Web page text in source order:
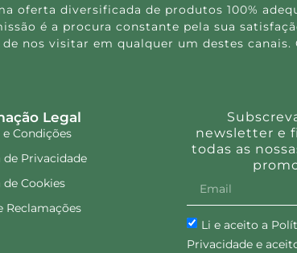
oferta diversificada de produtos 100%
é a procura constante pela sua
nos visitar em qualquer um destes canais.
Legal
e Condições
de Privacidade
Cookies
Reclamações
newsletter e
todas as
Li e aceito a
Privacidade e